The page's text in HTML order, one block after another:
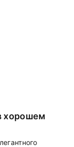
хорошем